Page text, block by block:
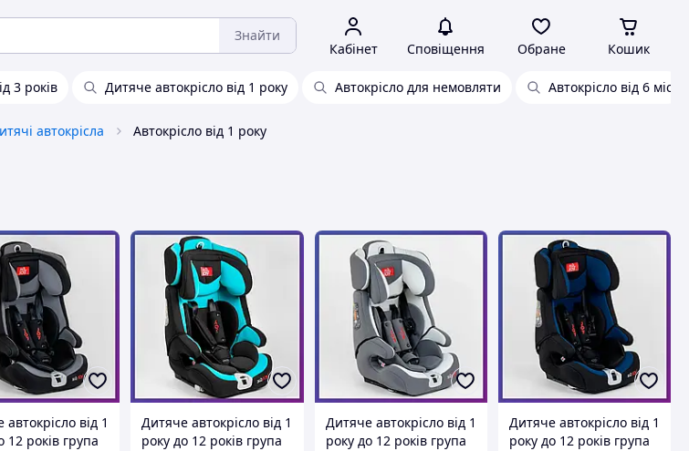
Знайти
Кабінет Сповіщення Обране Кошик
3 років Дитяче автокрісло від 1 року Автокрісло для немовляти Автокрісло від 6 міс
автокрісла Автокрісло від 1 року
від 1
12 років група
Дитяче автокрісло від 1
року до 12 років група
Дитяче автокрісло від 1
року до 12 років група
Дитяче автокрісло від 1
року до 12 років група